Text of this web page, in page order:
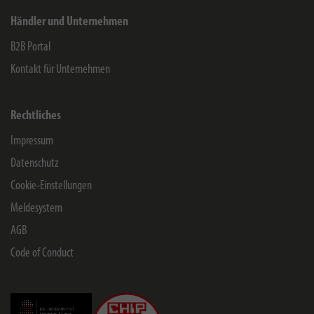
Händler und Unternehmen
B2B Portal
Kontakt für Unternehmen
Rechtliches
Impressum
Datenschutz
Cookie-Einstellungen
Meldesystem
AGB
Code of Conduct